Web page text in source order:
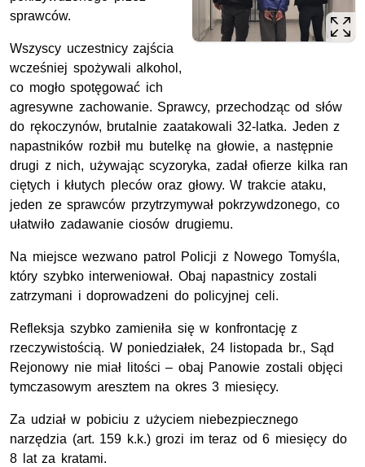
sprawców.
Wszyscy uczestnicy zajścia
wcześniej spożywali alkohol,
co mogło spotęgować ich
agresywne zachowanie. Sprawcy, przechodząc od słów
do rękoczynów, brutalnie zaatakowali 32-latka. Jeden z
napastników rozbił mu butelkę na głowie, a następnie
drugi z nich, używając scyzoryka, zadał ofierze kilka ran
ciętych i kłutych pleców oraz głowy. W trakcie ataku,
jeden ze sprawców przytrzymywał pokrzywdzonego, co
ułatwiło zadawanie ciosów drugiemu.
Na miejsce wezwano patrol Policji z Nowego Tomyśla,
który szybko interweniował. Obaj napastnicy zostali
zatrzymani i doprowadzeni do policyjnej celi.
Refleksja szybko zamieniła się w konfrontację z
rzeczywistością. W poniedziałek, 24 listopada br., Sąd
Rejonowy nie miał litości – obaj Panowie zostali objęci
tymczasowym aresztem na okres 3 miesięcy.
Za udział w pobiciu z użyciem niebezpiecznego
narzędzia (art. 159 k.k.) grozi im teraz od 6 miesięcy do
8 lat za kratami.